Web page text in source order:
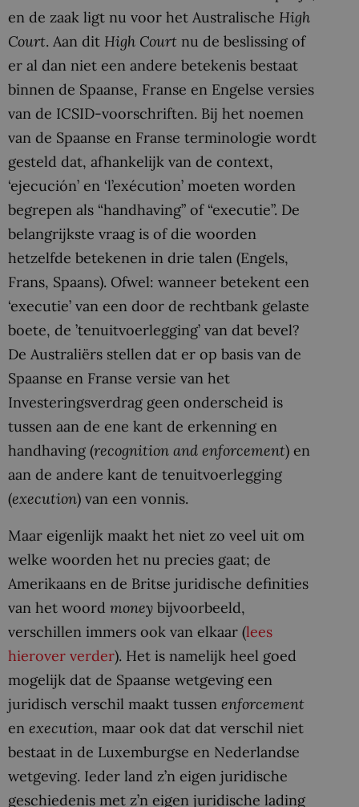
en de zaak ligt nu voor het Australische High
Court. Aan dit High Court nu de beslissing of
er al dan niet een andere betekenis bestaat
binnen de Spaanse, Franse en Engelse versies
van de ICSID-voorschriften. Bij het noemen
van de Spaanse en Franse terminologie wordt
gesteld dat, afhankelijk van de context,
‘ejecución’ en ‘l’exécution’ moeten worden
begrepen als “handhaving” of “executie”. De
belangrijkste vraag is of die woorden
hetzelfde betekenen in drie talen (Engels,
Frans, Spaans). Ofwel: wanneer betekent een
‘executie’ van een door de rechtbank gelaste
boete, de ’tenuitvoerlegging’ van dat bevel?
De Australiërs stellen dat er op basis van de
Spaanse en Franse versie van het
Investeringsverdrag geen onderscheid is
tussen aan de ene kant de erkenning en
handhaving (recognition and enforcement) en
aan de andere kant de tenuitvoerlegging
(execution) van een vonnis.
Maar eigenlijk maakt het niet zo veel uit om
welke woorden het nu precies gaat; de
Amerikaans en de Britse juridische definities
van het woord money bijvoorbeeld,
verschillen immers ook van elkaar (lees
hierover verder). Het is namelijk heel goed
mogelijk dat de Spaanse wetgeving een
juridisch verschil maakt tussen enforcement
en execution, maar ook dat dat verschil niet
bestaat in de Luxemburgse en Nederlandse
wetgeving. Ieder land z’n eigen juridische
geschiedenis met z’n eigen juridische lading